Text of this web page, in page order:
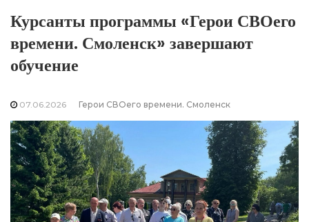
Курсанты программы «Герои СВОего
времени. Смоленск» завершают
обучение
07.06.2026 Герои СВОего времени. Смоленск